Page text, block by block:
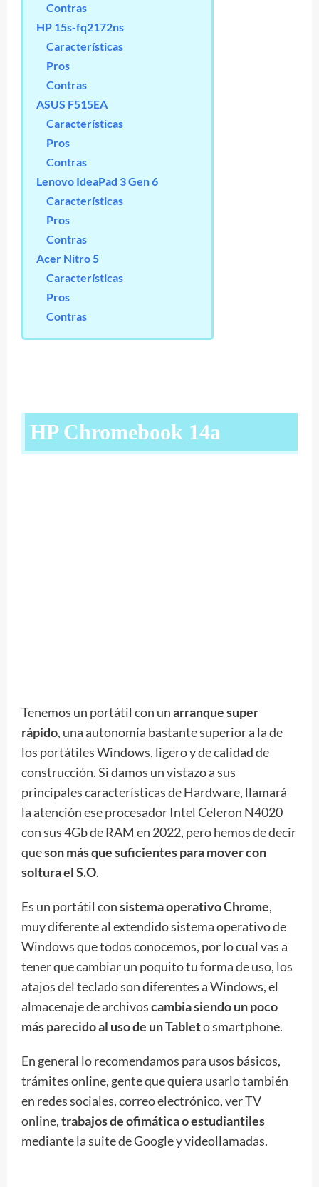
Contras
HP 15s-fq2172ns
Características
Pros
Contras
ASUS F515EA
Características
Pros
Contras
Lenovo IdeaPad 3 Gen 6
Características
Pros
Contras
Acer Nitro 5
Características
Pros
Contras
HP Chromebook 14a
Tenemos un portátil con unarranque super
rápido, una autonomía bastante superior a la de
los portátiles Windows, ligero y de calidad de
construcción. Si damos un vistazo a sus
principales características de Hardware, llamará
la atención ese procesador Intel Celeron N4020
con sus 4Gb de RAM en 2022, pero hemos de decir
queson más que suficientes para mover con
soltura el S.O.
Es un portátil consistema operativo Chrome,
muy diferente al extendido sistema operativo de
Windows que todos conocemos, por lo cual vas a
tener que cambiar un poquito tu forma de uso, los
atajos del teclado son diferentes a Windows, el
almacenaje de archivoscambia siendo un poco
más parecido al uso de un Tableto smartphone.
En general lo recomendamos para usos básicos,
trámites online, gente que quiera usarlo también
en redes sociales, correo electrónico, ver TV
online,trabajos de ofimática o estudiantiles
mediante la suite de Google y videollamadas.